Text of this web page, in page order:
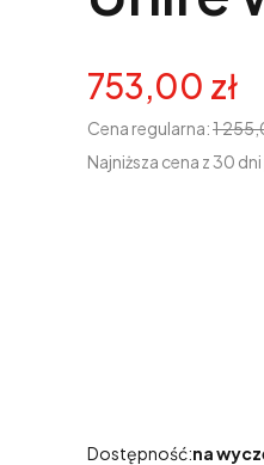
753,00 zł
Cena regularna:1
Najniższa cena z 30
Dostępność:na